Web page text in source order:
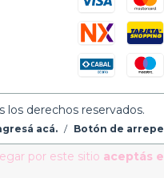
por este sitio aceptás
los derechos reservados.
acá. / Botón de